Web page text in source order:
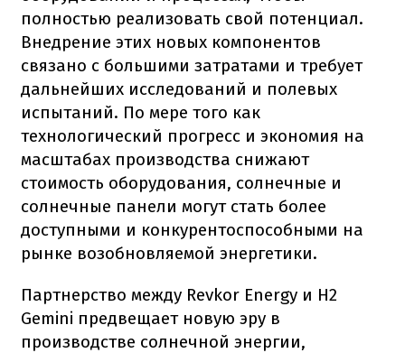
полностью реализовать свой потенциал.
Внедрение этих новых компонентов
связано с большими затратами и требует
дальнейших исследований и полевых
испытаний. По мере того как
технологический прогресс и экономия на
масштабах производства снижают
стоимость оборудования, солнечные и
солнечные панели могут стать более
доступными и конкурентоспособными на
рынке возобновляемой энергетики.
Партнерство между Revkor Energy и H2
Gemini предвещает новую эру в
производстве солнечной энергии,